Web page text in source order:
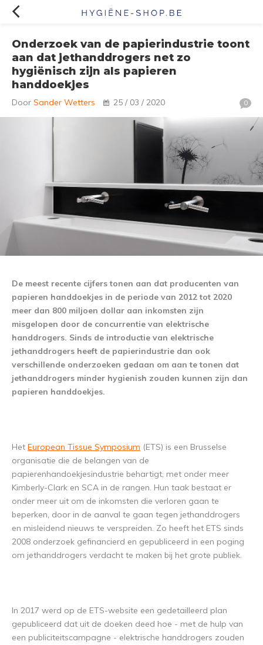
Onderzoek van de papierindustrie toont
aan dat jethanddrogers net zo
hygiënisch zijn als papieren
handdoekjes
Door Sander Wetters 25 / 03 / 2020 0
De meest recente cijfers tonen aan dat producenten van
papieren handdoekjes in de periode van 2012 tot 2020
meer dan 800 miljoen dollar aan inkomsten zijn
misgelopen door de concurrentie van elektrische
handdrogers. Sinds de introductie van elektrische
jethanddrogers heeft de papierindustrie dan ook
verschillende onderzoeken gedaan om aan te tonen dat
jethanddrogers minder hygienish zouden kunnen zijn dan
papieren handdoekjes.
Het European Tissue Symposium (ETS) is een Brusselse
organisatie die de belangen van de
papierenhandoekjesindustrie behartigt, met onder meer
Kimberly-Clark en SCA in de rangen. Hun taak bestaat er
onder meer uit om de inkomsten die verloren gaan te
beperken, door in de aanval te gaan tegen jethanddrogers
en misleidend nieuws te verspreiden. Zo heeft het ETS sinds
2008 onderzoek gefinancierd en gepubliceerd in een poging
om jethanddrogers verdacht te maken bij het grote publiek.
In 2017 werd op de ETS-website een gedetailleerd plan
gepubliceerd dat uit de doeken deed hoe - met de hulp van
een publiciteitscampagne - elektrische handdrogers zouden